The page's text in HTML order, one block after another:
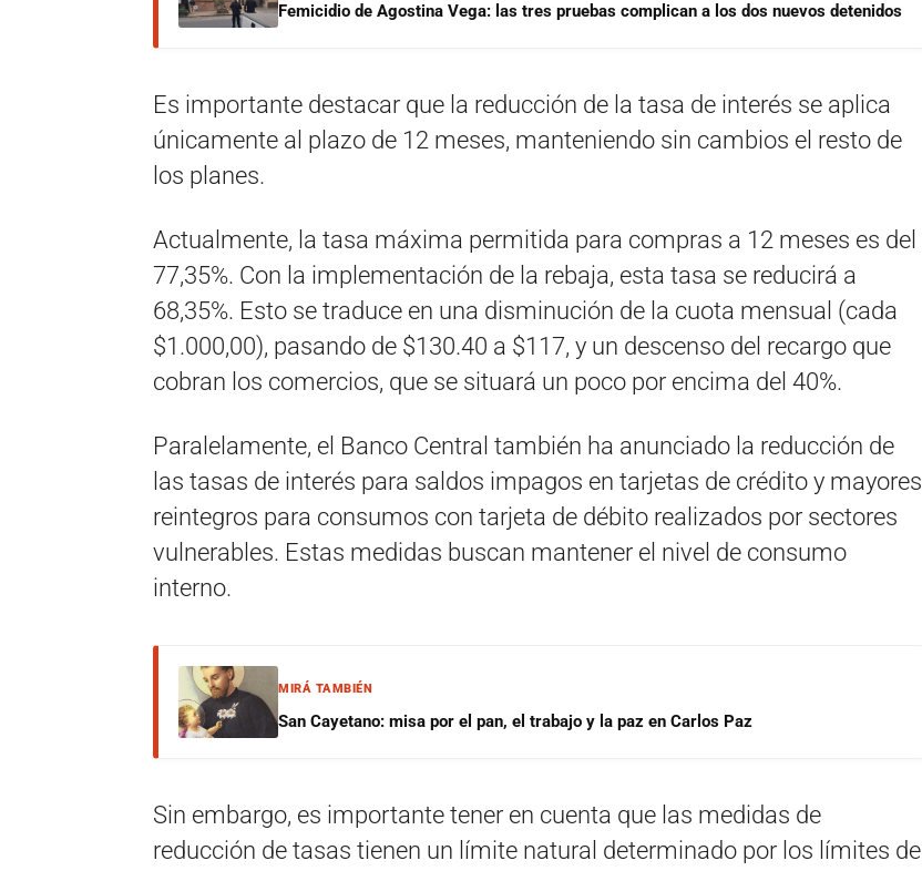
Femicidio de Agostina Vega: las tres pruebas complican a los dos nuevos detenidos
Es importante destacar que la reducción de la tasa de interés se aplica
únicamente al plazo de 12 meses, manteniendo sin cambios el resto de
los planes.
Actualmente, la tasa máxima permitida para compras a 12 meses es del
77,35%. Con la implementación de la rebaja, esta tasa se reducirá a
68,35%. Esto se traduce en una disminución de la cuota mensual (cada
$1.000,00), pasando de $130.40 a $117, y un descenso del recargo que
cobran los comercios, que se situará un poco por encima del 40%.
Paralelamente, el Banco Central también ha anunciado la reducción de
las tasas de interés para saldos impagos en tarjetas de crédito y mayores
reintegros para consumos con tarjeta de débito realizados por sectores
vulnerables. Estas medidas buscan mantener el nivel de consumo
interno.
MIRÁ TAMBIÉN
San Cayetano: misa por el pan, el trabajo y la paz en Carlos Paz
Sin embargo, es importante tener en cuenta que las medidas de
reducción de tasas tienen un límite natural determinado por los límites de